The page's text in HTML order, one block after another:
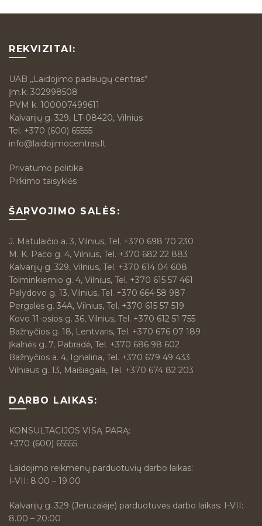
REKVIZITAI:
UAB „Laidojimo paslaugų centras“
Įm.k. 302998508
PVM k. 100007499611
Kalvarijų g. 329, LT-08420, Vilnius
Tel. +370 (600) 65555
info@laidojimocentras.lt
Privatumo politika
Pirkimo taisyklės
ŠARVOJIMO SALĖS:
J. Matulaičio a. 3, Vilnius, Tel. +370 698 70 230
M. K. Paco g. 4, Vilnius, Tel. +370 682 22 883
Kalvarijų g. 329, Vilnius, Tel. +370 614 04 608
Tolminkiemio g. 4, Vilnius, Tel. +370 615 57 461
Palydovo g. 13, Vilnius, Tel. +370 664 58 987
Pergalės g. 34A, Vilnius, Tel. +370 615 57 519
Kovo 11-osios g. 36, Vilnius, Tel. +370 612 51 755
Bažnyčios g. 18, Lentvaris, Tel. +370 676 07 189
Įkalnės g. 7, Pabradė, Tel. +370 686 98 602
Bažnyčios a. 4, Ignalina, Tel. +370 679 49 433
Vilniaus g. 13, Maišiagala, Tel. +370 674 82 203
DARBO LAIKAS:
KONSULTACIJOS VISĄ PARĄ:
+370 (600) 65555
Laidojimo reikmenų parduotuvių darbo laikas:
I-VII: 8.00 – 19.00
Kalvarijų g. 329 (Jeruzalėje) parduotuvės darbo laikas: I-VII:
8.00 – 20:00